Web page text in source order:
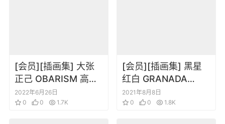
[会员][插画集] 大张
正己 OBARISM 高达
机体原画集
2022年6月26日
0
0 1.7K
[会员][插画集] 黑星
红白 GRANADA
LEVEL P 插画 人物角
色设定原画集
2021年8月8日
0
0 1.8K